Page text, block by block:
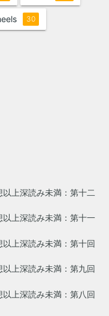
30
以上深読み未満：第十二
以上深読み未満：第十一
以上深読み未満：第十回
以上深読み未満：第九回
以上深読み未満：第八回